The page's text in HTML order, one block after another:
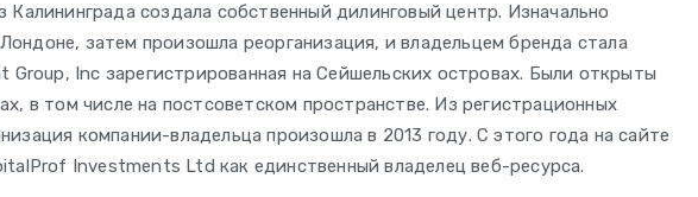
Калининграда создала собственный дилинговый центр. Изначально
затем произошла реорганизация, и владельцем бренда стала
Inc зарегистрированная на Сейшельских островах. Были открыты
в том числе на постсоветском пространстве. Из регистрационных
компании-владельца произошла в 2013 году. С этого года на сайте
Investments Ltd как единственный владелец веб-ресурса.